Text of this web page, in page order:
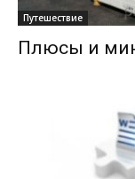
Путешествие
Плюсы и